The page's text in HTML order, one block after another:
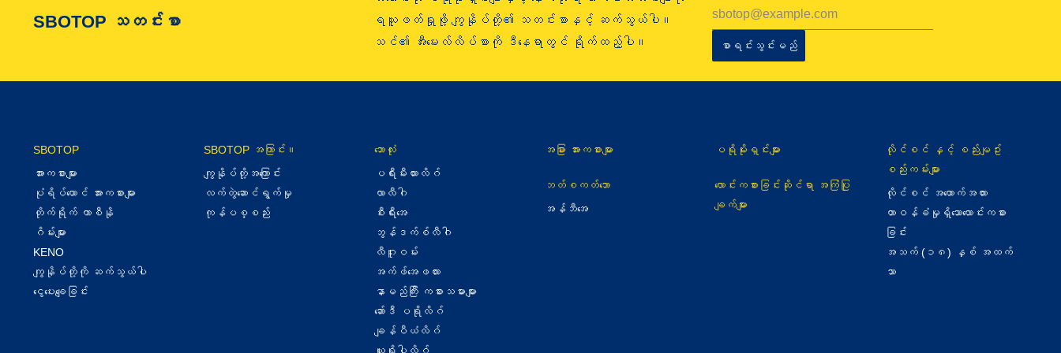
SBOTOP သတင်းစာ
ရယူဖတ်ရှုဖို့ ကျွနိုပ်တို့၏ သတင်းစာနှင့် ဆက်သွယ်ပါ။
သင်၏ အီးမေးလ်လိပ်စာကို ဒီနေရာတွင် ရိုက်ထည့်ပါ။
စာရင်းသွင်းမည်
SBOTOP
အားကစားများ
ပုံရိပ်ယောင် အားကစားများ
တိုက်ရိုက် ကာစီနို
ဂိမ်းများ
KENO
ကျွနိုပ်တို့ကို ဆက်သွယ်ပါ
ငွေပေးချေခြင်း
SBOTOP အကြာင်း။
ကျွနိုပ်တို့အကြောင်း
လက်တွဲ‌ဆောင်ရွက်မှု
ကုန်ပစ္စည်း
ဘောလုံး
ပရီးမီးယားလိဂ်
လာလီဂါ
စီးရီးအေ
ဘွန်ဒက်စ်လီဂါ
လီဂူးဝမ်း
အက်ဖ်အေဖလား
နာမည်ကြီး ကစားသမားများ
ဆော်ဒီ ပရိုလိဂ်
ချန်ပီယံလိဂ်
အခြား အားကစားများ
ဘတ်စကတ်ဘော
အန်ဘီအေ
ပရိုမိုးရှင်းများ
လောင်းကစားခြင်းဆိုင်ရာ အကြံပြု
ချက်များ
လိုင်စင် နှင့် စည်းမျဥ်း
စည်းကမ်းများ
လိုင်စင် အထောက်အထား
တာဝန်ခံမှုရှိသောလောင်းကစား
ခြင်း
အသက် (၁၈) နှစ် အထက်
သာ